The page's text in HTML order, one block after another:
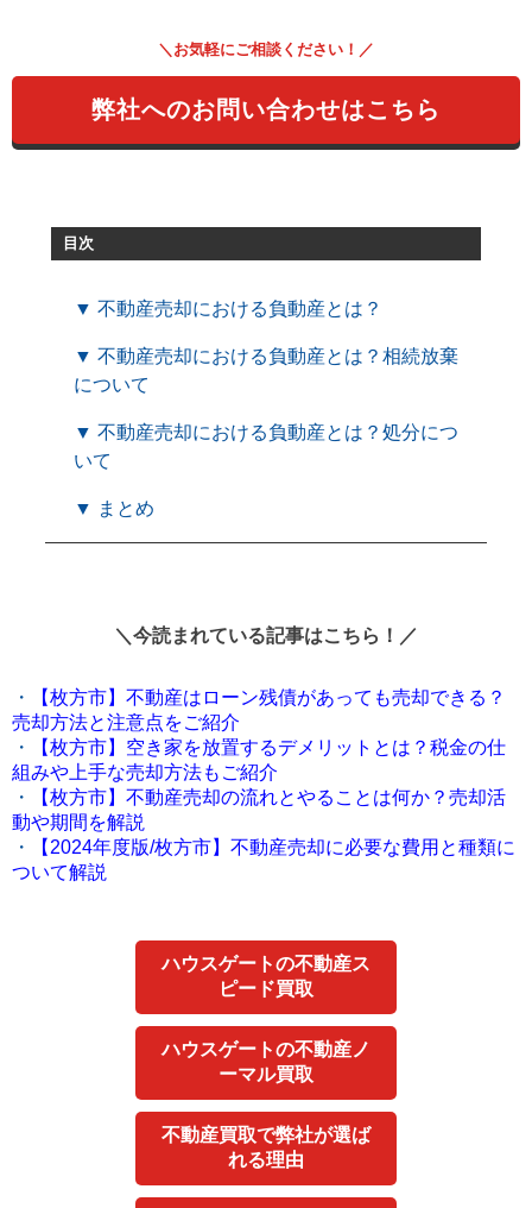
＼お気軽にご相談ください！／
弊社へのお問い合わせはこちら
目次
▼ 不動産売却における負動産とは？
▼ 不動産売却における負動産とは？相続放棄
について
▼ 不動産売却における負動産とは？処分につ
いて
▼ まとめ
＼今読まれている記事はこちら！／
・
【枚方市】不動産はローン残債があっても売却できる？
売却方法と注意点をご紹介
・
【枚方市】空き家を放置するデメリットとは？税金の仕
組みや上手な売却方法もご紹介
・
【枚方市】不動産売却の流れとやることは何か？売却活
動や期間を解説
・
【2024年度版/枚方市】不動産売却に必要な費用と種類に
ついて解説
ハウスゲートの不動産ス
ピード買取
ハウスゲートの不動産ノ
ーマル買取
不動産買取で弊社が選ば
れる理由